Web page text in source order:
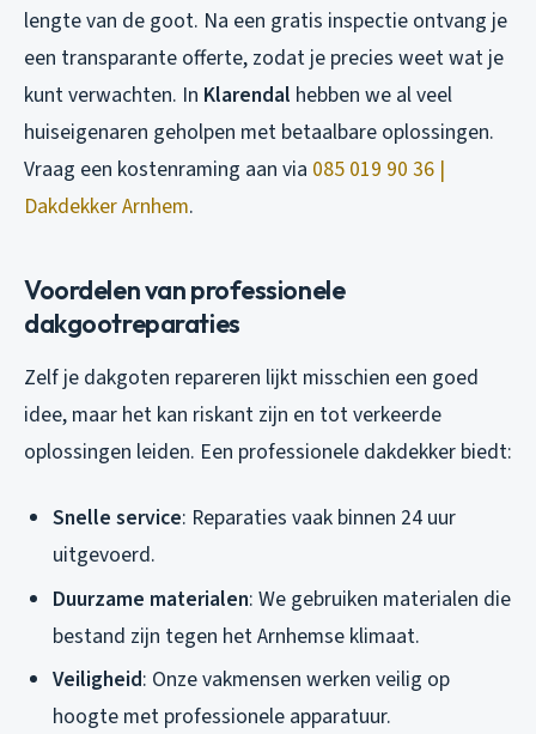
lengte van de goot. Na een gratis inspectie ontvang je
een transparante offerte, zodat je precies weet wat je
kunt verwachten. In Klarendal hebben we al veel
huiseigenaren geholpen met betaalbare oplossingen.
Vraag een kostenraming aan via 085 019 90 36 |
Dakdekker Arnhem.
Voordelen van professionele
dakgootreparaties
Zelf je dakgoten repareren lijkt misschien een goed
idee, maar het kan riskant zijn en tot verkeerde
oplossingen leiden. Een professionele dakdekker biedt:
Snelle service: Reparaties vaak binnen 24 uur
uitgevoerd.
Duurzame materialen: We gebruiken materialen die
bestand zijn tegen het Arnhemse klimaat.
Veiligheid: Onze vakmensen werken veilig op
hoogte met professionele apparatuur.